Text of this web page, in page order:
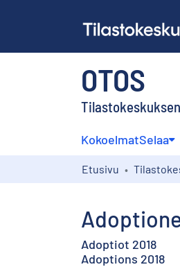
OTOS
KokoelmatSelaa
Etusivu
Adoptiot 2018
Adoptions 2018